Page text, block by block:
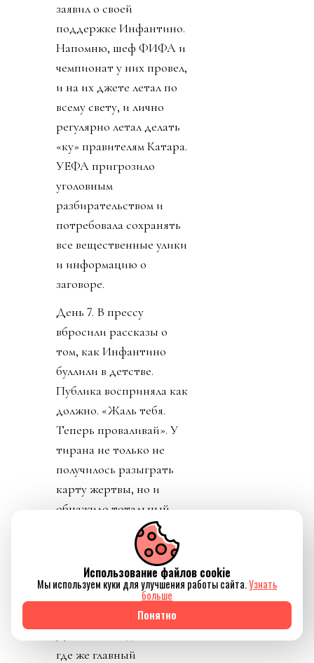
заявил о своей
поддержке Инфантино.
Напомню, шеф ФИФА и
чемпионат у них провел,
и на их джете летал по
всему свету, и лично
регулярно летал делать
«ку» правителям Катара.
УЕФА пригрозило
уголовным
разбирательством и
потребовала сохранять
все вещественные улики
и информацию о
заговоре.
День 7. В прессу
вбросили рассказы о
том, как Инфантино
буллили в детстве.
Публика восприняла как
должно. «Жаль тебя.
Теперь проваливай». У
тирана не только не
получилось разыграть
карту жертвы, но и
обнажило тотальный
отрыв диктатора от
реальности. Воистину,
тираны, жулики и
диктаторы так похожи
друг на друга.
День 8. Понедельник. А
где же главный
Использование файлов cookie
Мы используем куки для улучшения работы сайта.Узнать
больше
Понятно